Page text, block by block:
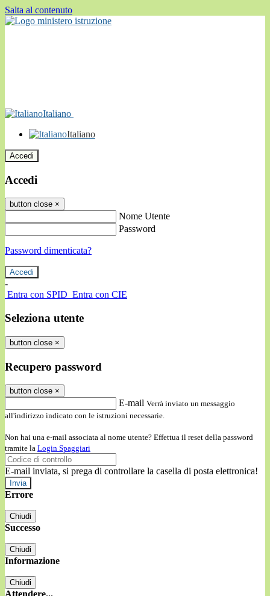
Salta al contenuto
Italiano
Italiano
Accedi
Accedi
button close ×
Nome Utente
Password
Password dimenticata?
-
Entra con SPID Entra con CIE
Seleziona utente
button close ×
Recupero password
button close ×
E-mail Verrà inviato un messaggio
all'indirizzo indicato con le istruzioni necessarie.
Non hai una e-mail associata al nome utente? Effettua il reset della password
tramite la Login Spaggiari
E-mail inviata, si prega di controllare la casella di posta elettronica!
Errore
Chiudi
Successo
Chiudi
Informazione
Chiudi